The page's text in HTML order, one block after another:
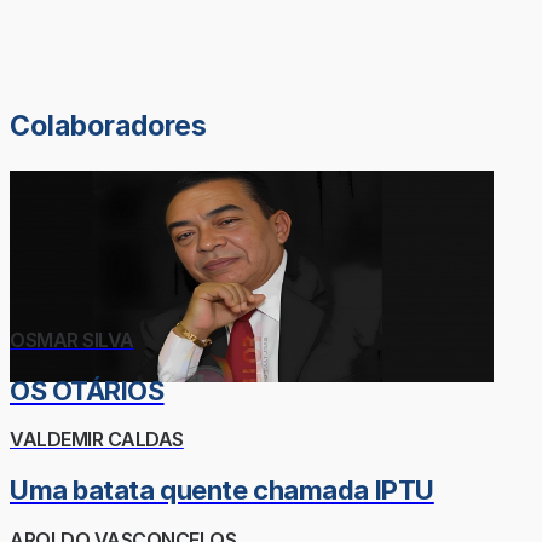
Colaboradores
OSMAR SILVA
OS OTÁRIOS
VALDEMIR CALDAS
Uma batata quente chamada IPTU